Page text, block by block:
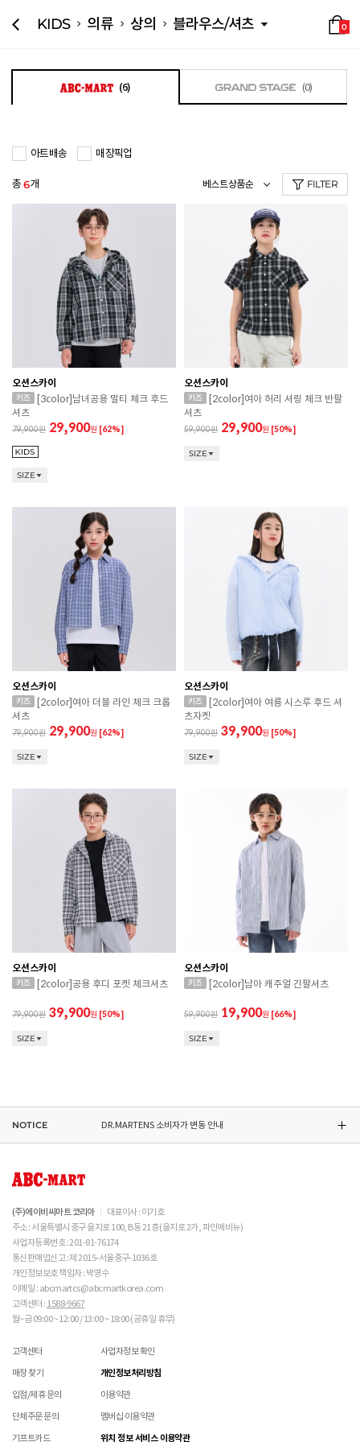
KIDS 의류 상의 블라우스/셔츠 0
(6) (0)
아트배송 매장픽업
총6개 FILTER
오션스카이
[3color]남녀공용 멀티 체크 후드
셔츠
79,900 29,900원 [62%]
SIZE
오션스카이
[2color]여아 허리 셔링 체크 반팔
셔츠
59,900 29,900원 [50%]
SIZE
오션스카이
[2color]여아 더블 라인 체크 크롭
셔츠
79,900 29,900원 [62%]
SIZE
오션스카이
[2color]여아 여름 시스루 후드 셔
츠자켓
79,900 39,900원 [50%]
SIZE
오션스카이
[2color]공용 후디 포켓 체크셔츠
79,900 39,900원 [50%]
SIZE
오션스카이
[2color]남아 캐주얼 긴팔셔츠
59,900 19,900원 [66%]
SIZE
NOTICE
CONVERSE 소비자가 변동 안내
DR.MARTENS 소비자가 변동 안내
ASICS 소비자가 변동 안내
(주)에이비씨마트 코리아
대표이사 : 이기호
주소 : 서울특별시 중구 을지로 100, B동 21층 (을지로 2가, 파인에비뉴)
사업자등록번호 : 201-81-76174
통신판매업신고 : 제 2015-서울중구-1036호
개인정보보호 책임자 : 박영수
이메일 : abcmartcs@abcmartkorea.com
고객센터 : 1588-9667
월~금 09:00 ~ 12:00 / 13:00 ~ 18:00 (공휴일 휴무)
고객센터
매장 찾기
입점/제휴 문의
단체주문 문의
기프트카드
사업자정보 확인
개인정보처리방침
이용약관
멤버십 이용약관
위치 정보 서비스 이용약관